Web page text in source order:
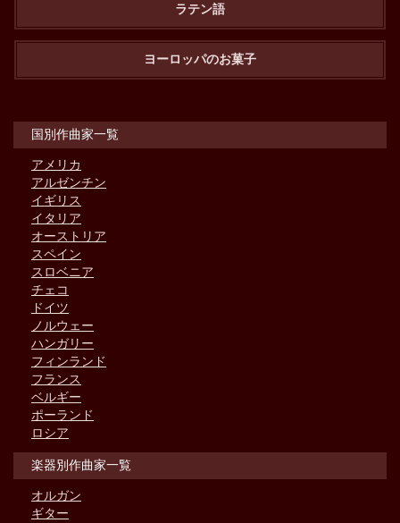
ラテン語
ヨーロッパのお菓子
国別作曲家一覧
アメリカ
アルゼンチン
イギリス
イタリア
オーストリア
スペイン
スロベニア
チェコ
ドイツ
ノルウェー
ハンガリー
フィンランド
フランス
ベルギー
ポーランド
ロシア
楽器別作曲家一覧
オルガン
ギター